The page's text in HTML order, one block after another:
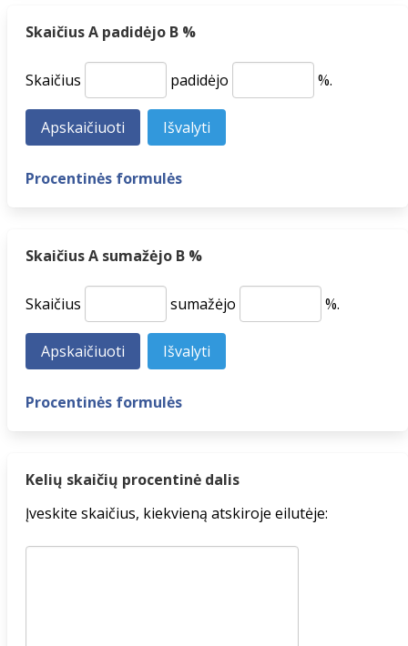
Skaičius A padidėjo B %
Skaičius padidėjo %.
Procentinės formulės
Skaičius A sumažėjo B %
Skaičius sumažėjo %.
Procentinės formulės
Kelių skaičių procentinė dalis
Įveskite skaičius, kiekvieną atskiroje eilutėje: